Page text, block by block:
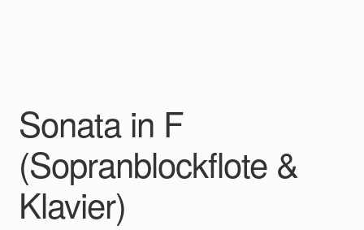
Sonata in F
(Sopranblockflote &
Klavier)